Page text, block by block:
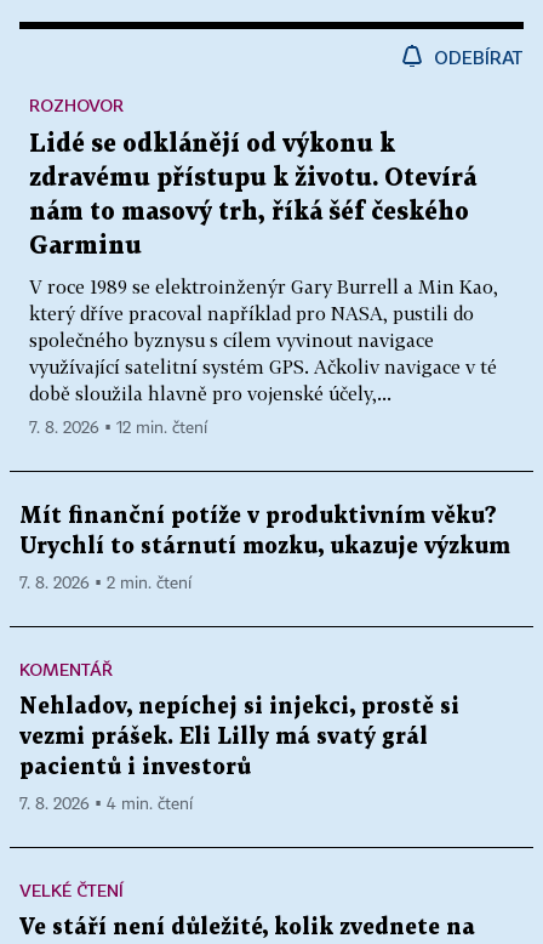
ODEBÍRAT
Lidé se odklánějí od výkonu k
zdravému přístupu k životu. Otevírá
nám to masový trh, říká šéf českého
Garminu
V roce 1989 se elektroinženýr Gary Burrell a Min Kao,
který dříve pracoval například pro NASA, pustili do
společného byznysu s cílem vyvinout navigace
využívající satelitní systém GPS. Ačkoliv navigace v té
době sloužila hlavně pro vojenské účely,...
ROZHOVOR
7. 8. 2026 ▪ 12 min. čtení
Mít finanční potíže v produktivním věku?
Urychlí to stárnutí mozku, ukazuje výzkum
7. 8. 2026 ▪ 2 min. čtení
KOMENTÁŘ
Nehladov, nepíchej si injekci, prostě si
vezmi prášek. Eli Lilly má svatý grál
pacientů i investorů
7. 8. 2026 ▪ 4 min. čtení
VELKÉ ČTENÍ
Ve stáří není důležité, kolik zvednete na